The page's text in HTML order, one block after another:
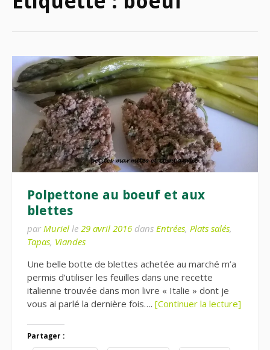
Polpettone au boeuf et aux
blettes
par Muriel le 29 avril 2016 dans Entrées, Plats salés,
Tapas, Viandes
Une belle botte de blettes achetée au marché m’a
permis d’utiliser les feuilles dans une recette
italienne trouvée dans mon livre « Italie » dont je
vous ai parlé la dernière fois…. [Continuer la lecture]
Partager :